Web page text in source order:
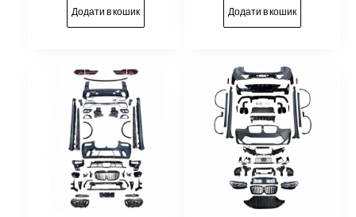
Додати в кошик Додати в кошик